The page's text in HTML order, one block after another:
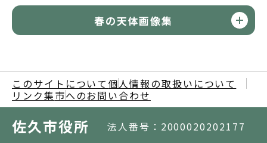
春の天体画像集
このサイトについて 個人情報の取扱いについて
リンク集市へのお問い合わせ
佐久市役所 法人番号：2000020202177